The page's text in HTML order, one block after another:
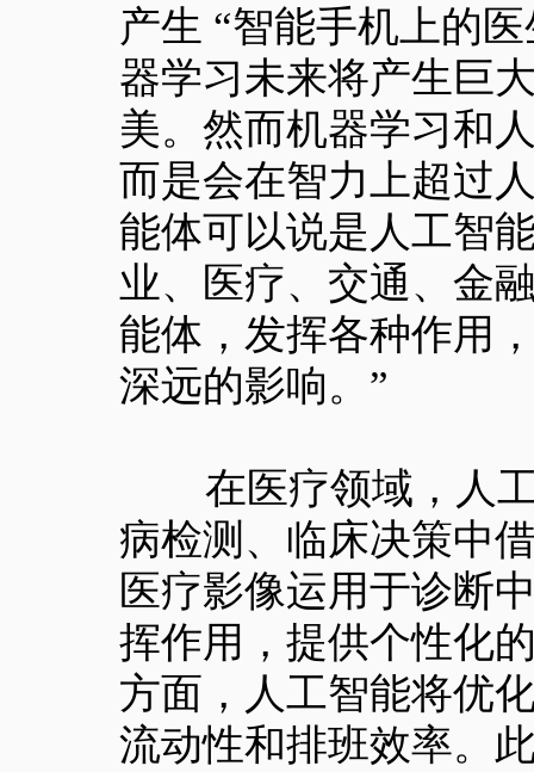
产生 “智能手机上的
器学习未来将产生巨
美。然而机器学习和
而是会在智力上超过
能体可以说是人工智
业、医疗、交通、金
能体，发挥各种作用
深远的影响。”
在医疗领域，人工
病检测、临床决策中
医疗影像运用于诊断
挥作用，提供个性化
方面，人工智能将优
流动性和排班效率。